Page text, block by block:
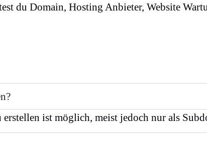
du Domain, Hosting Anbieter, Website
erstellen ist möglich, meist jedoch nur als